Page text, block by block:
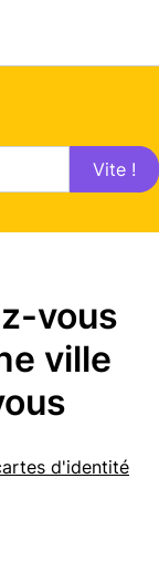
Vite !
vous
ville
d'identité